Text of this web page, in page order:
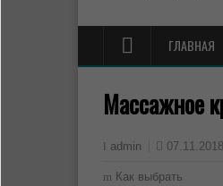
ГЛАВНАЯ
Массажное
admin 07.11.2018
Как выбрать